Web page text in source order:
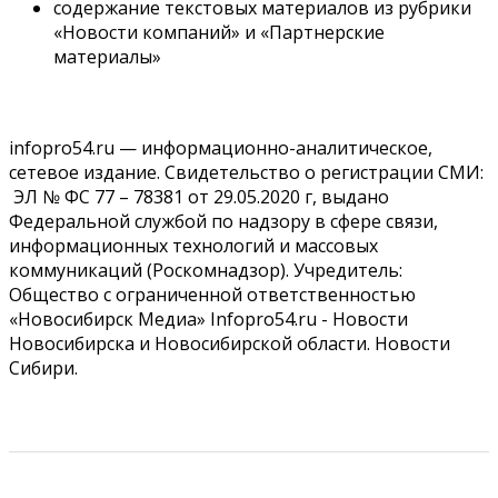
содержание текстовых материалов из рубрики
«Новости компаний» и «Партнерские
материалы»
infopro54.ru — информационно-аналитическое,
сетевое издание. Свидетельство о регистрации СМИ:
ЭЛ № ФС 77 – 78381 от 29.05.2020 г, выдано
Федеральной службой по надзору в сфере связи,
информационных технологий и массовых
коммуникаций (Роскомнадзор). Учредитель:
Общество с ограниченной ответственностью
«Новосибирск Медиа» Infopro54.ru - Новости
Новосибирска и Новосибирской области. Новости
Сибири.